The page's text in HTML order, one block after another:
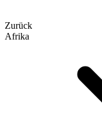
Zurück
Afrika